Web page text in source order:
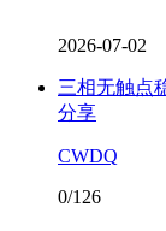
2026-07-02
三相无触点
分享
CWDQ
0/126